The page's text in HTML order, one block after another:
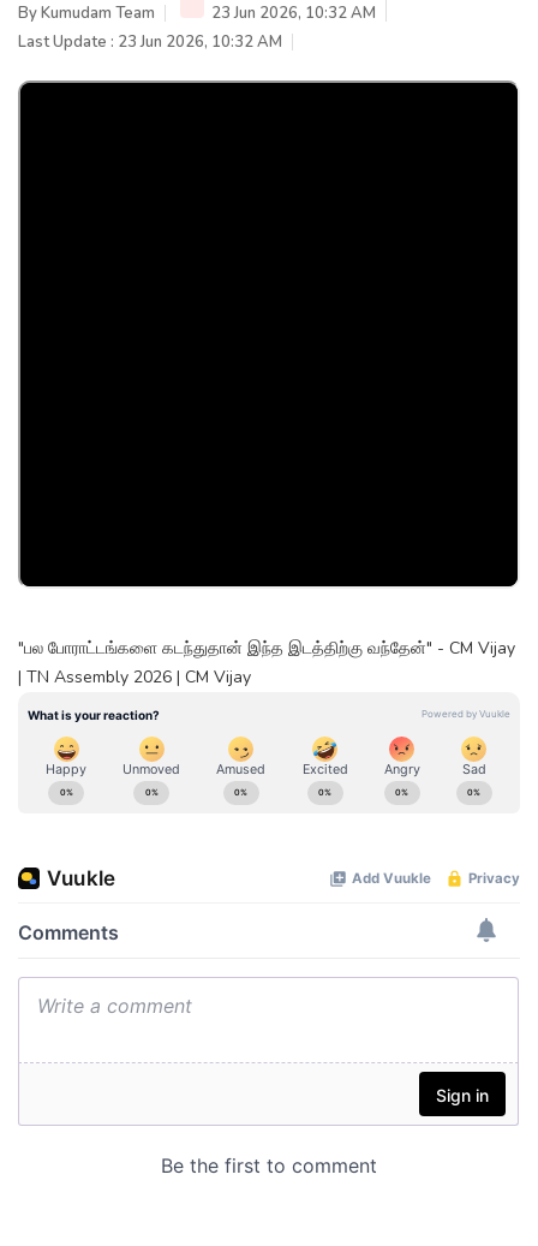
ByKumudam Team
23 Jun 2026, 10:32 AM
Last Update : 23 Jun 2026, 10:32 AM
"பல போராட்டங்களை கடந்துதான் இந்த இடத்திற்கு வந்தேன்" - CM Vijay
| TN Assembly 2026 | CM Vijay